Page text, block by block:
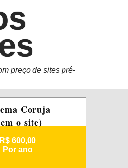
preço de sites pré-
Coruja
o site)
R$ 600,00
Por ano